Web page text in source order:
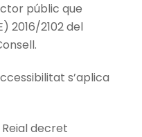
públic que
2016/2102 del
s’aplica
Reial decret